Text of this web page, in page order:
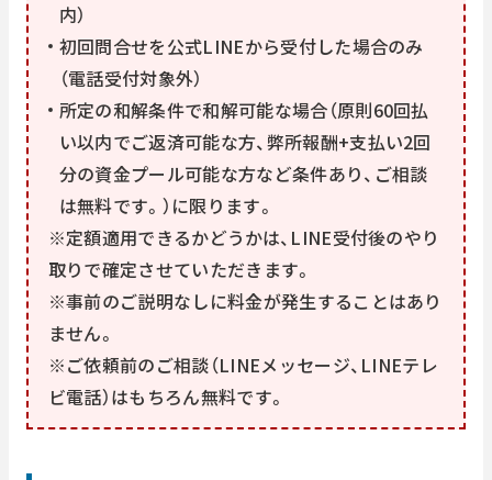
内）
初回問合せを公式LINEから受付した場合のみ
（電話受付対象外）
所定の和解条件で和解可能な場合（原則60回払
い以内でご返済可能な方、弊所報酬+支払い2回
分の資金プール可能な方など条件あり、ご相談
は無料です。）に限ります。
※定額適用できるかどうかは、LINE受付後のやり
取りで確定させていただきます。
※事前のご説明なしに料金が発生することはあり
ません。
※ご依頼前のご相談（LINEメッセージ、LINEテレ
ビ電話）はもちろん無料です。